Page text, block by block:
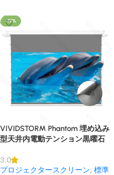
-19%
VIVIDSTORM Phantom 埋め込み
型天井内電動テンション黒曜石
ースクリーン
3.0
プロジェクタースクリーン, 標準